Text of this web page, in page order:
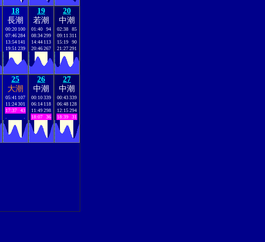
18
長潮
00:20 100
07:46284
13:54 141
19:51 239
19
若潮
01:40
94
08:34299
14:44 113
20:46267
20
中潮
02:38
85
09:11 311
15:19
90
21:27291
25
大潮
05:41 107
11:24301
17:37
43
26
中潮
00:10339
06:14 118
11:49298
18:07
36
27
中潮
00:43339
06:48 128
12:15294
18:39
31